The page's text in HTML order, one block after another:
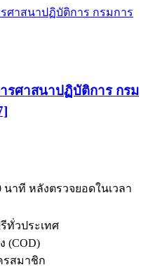
รศาสนาปฏิบัติการ กรม
นาที หลังตรวจยอดในเวลา
ทั่วประเทศ
(COD)
รสมาชิก